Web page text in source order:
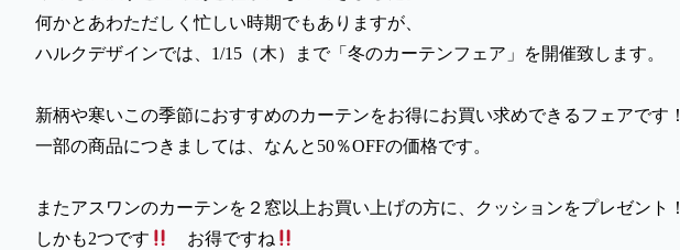
何かとあわただしく忙しい時期でもありますが、
ハルクデザインでは、1/15（木）まで「冬のカーテンフェア」を開催致します。
新柄や寒いこの季節におすすめのカーテンをお得にお買い求めできるフェアです！
一部の商品につきましては、なんと50％OFFの価格です。
またアスワンのカーテンを２窓以上お買い上げの方に、クッションをプレゼント！
しかも2つです
お得ですね